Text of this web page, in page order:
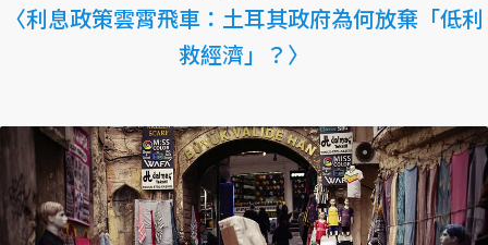
〈利息政策雲霄飛車：土耳其政府為何放棄「低利
救經濟」？〉